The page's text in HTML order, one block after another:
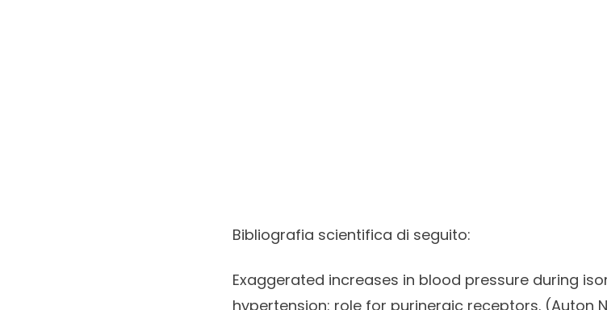
Bibliografia scientifica di seguito:
Exaggerated increases in blood pressure during